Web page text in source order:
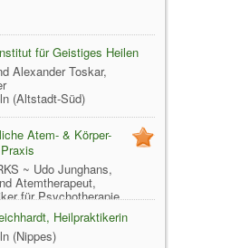
für Geistiges Heilen
Alexander Toskar,
(Altstadt-Süd)
Atem- & Körper-
~ Udo Junghans,
Atemtherapeut,
für Psychotherapie,
Heilpraktikerin
(Nippes)